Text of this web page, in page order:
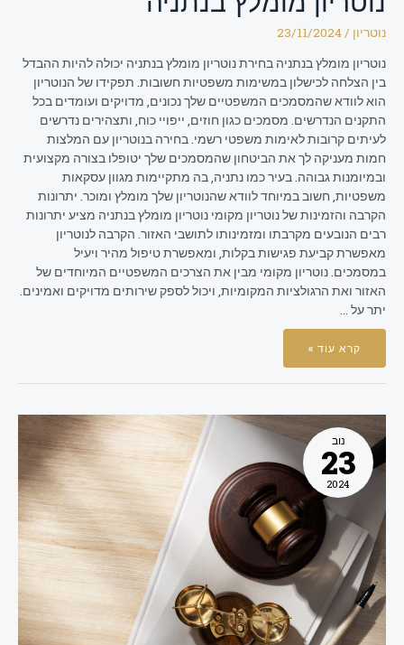
נוטריון /
23/11/2024
נוטריון מומלץ בנתניה בחירת נוטריון מומלץ בנתניה יכולה להיות ההבדל
בין הצלחה לכישלון במשימות משפטיות חשובות. תפקידו של הנוטריון
הוא לוודא שהמסמכים המשפטיים שלך נכונים, מדויקים ועומדים בכל
התקנים הנדרשים. מסמכים כגון חוזים, ייפויי כוח, ותצהירים נדרשים
לעיתים קרובות לאימות משפטי רשמי. בחירה בנוטריון עם המלצות
חמות מעניקה לך את הביטחון שהמסמכים שלך יטופלו בצורה מקצועית
ובמיומנות גבוהה. בעיר כמו נתניה, בה מתקיימות מגוון עסקאות
משפטיות, חשוב במיוחד לוודא שהנוטריון שלך מומלץ ומוכר. יתרונות
הקרבה והזמינות של נוטריון מקומי נוטריון מומלץ בנתניה מציע יתרונות
רבים הנובעים מקרבתו ומזמינותו לתושבי האזור. הקרבה לנוטריון
מאפשרת קביעת פגישות בקלות, ומאפשרת טיפול מהיר ויעיל
במסמכים. נוטריון מקומי מבין את הצרכים המשפטיים המיוחדים של
האזור ואת הרגולציות המקומיות, ויכול לספק שירותים מדויקים ואמינים.
יתר על …
קרא עוד »
נוב
23
2024
נוטריון
בנתניה